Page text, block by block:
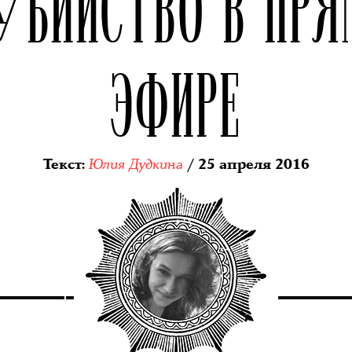
ЭФИРЕ
Текст:Юлия Дудкина / 25 апреля 2016